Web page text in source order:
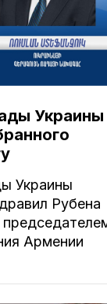
Украины
Украины
Рубена
Армении